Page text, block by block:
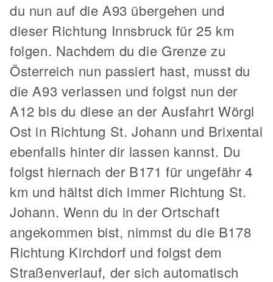
du nun auf die A93 übergehen und
dieser Richtung Innsbruck für 25 km
folgen. Nachdem du die Grenze zu
Österreich nun passiert hast, musst du
die A93 verlassen und folgst nun der
A12 bis du diese an der Ausfahrt Wörgl
Ost in Richtung St. Johann und Brixental
ebenfalls hinter dir lassen kannst. Du
folgst hiernach der B171 für ungefähr 4
km und hältst dich immer Richtung St.
Johann. Wenn du in der Ortschaft
angekommen bist, nimmst du die B178
Richtung Kirchdorf und folgst dem
Straßenverlauf, der sich automatisch